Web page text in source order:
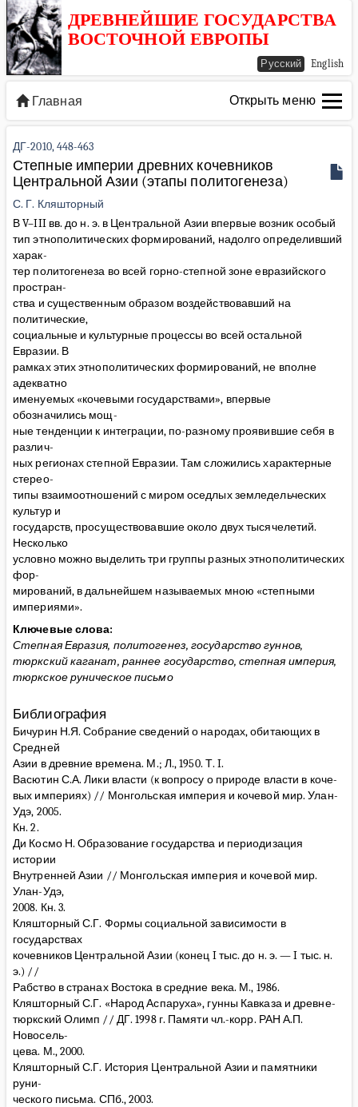
ДРЕВНЕЙШИЕ ГОСУДАРСТВА
ВОСТОЧНОЙ ЕВРОПЫ
Русский English
Главная Открыть меню
ДГ-2010, 448-463
Степные империи древних кочевников
Центральной Азии (этапы политогенеза)
С. Г. Кляшторный
В V–III вв. до н. э. в Центральной Азии впервые возник особый
тип этнополитических формирований, надолго определивший
харак-
тер политогенеза во всей горно-степной зоне евразийского
простран-
ства и существенным образом воздействовавший на
политические,
социальные и культурные процессы во всей остальной
Евразии. В
рамках этих этнополитических формирований, не вполне
адекватно
именуемых «кочевыми государствами», впервые
обозначились мощ-
ные тенденции к интеграции, по-разному проявившие себя в
различ-
ных регионах степной Евразии. Там сложились характерные
стерео-
типы взаимоотношений с миром оседлых земледельческих
культур и
государств, просуществовавшие около двух тысячелетий.
Несколько
условно можно выделить три группы разных этнополитических
фор-
мирований, в дальнейшем называемых мною «степными
империями».
Ключевые слова:
Степная Евразия, политогенез, государство гуннов,
тюркский каганат, раннее государство, степная империя,
тюркское руническое письмо
Библиография
Бичурин Н.Я. Собрание сведений о народах, обитающих в
Средней
Азии в древние времена. М.; Л., 1950. Т. I.
Васютин С.А. Лики власти (к вопросу о природе власти в коче-
вых империях) // Монгольская империя и кочевой мир. Улан-
Удэ, 2005.
Кн. 2.
Ди Космо Н. Образование государства и периодизация
истории
Внутренней Азии // Монгольская империя и кочевой мир.
Улан-Удэ,
2008. Кн. 3.
Кляшторный С.Г. Формы социальной зависимости в
государствах
кочевников Центральной Азии (конец I тыс. до н. э. — I тыс. н.
э.) //
Рабство в странах Востока в средние века. М., 1986.
Кляшторный С.Г. «Народ Аспаруха», гунны Кавказа и древне-
тюркский Олимп // ДГ. 1998 г. Памяти чл.-корр. РАН А.П.
Новосель-
цева. М., 2000.
Кляшторный С.Г. История Центральной Азии и памятники
руни-
ческого письма. СПб., 2003.